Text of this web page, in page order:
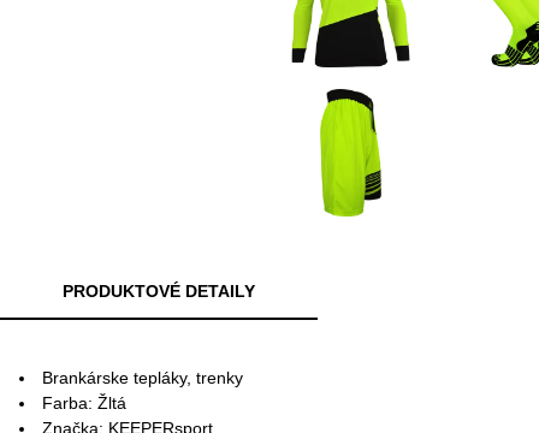
PRODUKTOVÉ DETAILY
Brankárske tepláky, trenky
Farba: Žltá
Značka: KEEPERsport